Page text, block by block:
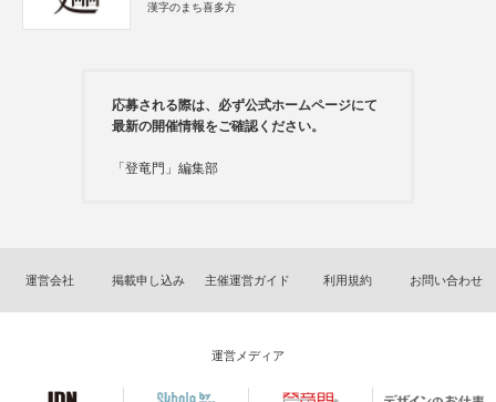
漢字のまち喜多方
応募される際は、必ず公式ホームページにて
最新の開催情報をご確認ください。
「登竜門」編集部
運営会社 掲載申し込み 主催運営ガイド 利用規約 お問い合わせ
運営メディア